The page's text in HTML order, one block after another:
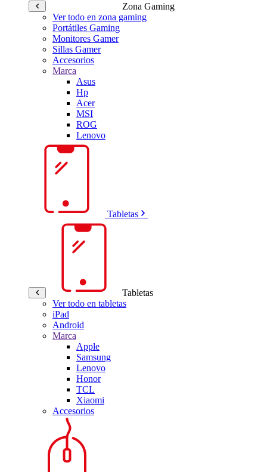
Zona Gaming
Ver todo en zona gaming
Portátiles Gaming
Monitores Gamer
Sillas Gamer
Accesorios
Marca
Asus
Hp
Acer
MSI
ROG
Lenovo
Tabletas
Tabletas
Ver todo en tabletas
iPad
Android
Marca
Apple
Samsung
Lenovo
Honor
TCL
Xiaomi
Accesorios